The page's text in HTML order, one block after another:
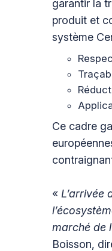
garantir la
produit et
système
Ce cadre
« L’arrivée
marché de
Boisson,